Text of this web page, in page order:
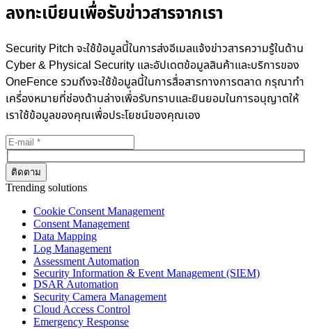
ลงทะเบียนเพื่อรับข่าวสารจากเรา
Security Pitch จะใช้ข้อมูลนี้ในการส่งอีเมลแจ้งข่าวสารความรู้ในด้าน
Cyber & Physical Security และอัปเดตข้อมูลสินค้าและบริการของ
OneFence รวมถึงจะใช้ข้อมูลนี้ในการสื่อสารทางการตลาด กรุณาทำ
เครื่องหมายที่ช่องด้านล่างเพื่อรับทราบและยินยอมในการอนุญาตให้
เราใช้ข้อมูลของคุณเพื่อประโยชน์ของคุณเอง
Trending solutions
Cookie Consent Management
Consent Management
Data Mapping
Log Management
Assessment Automation
Security Information & Event Management (SIEM)
DSAR Automation
Security Camera Management
Cloud Access Control
Emergency Response